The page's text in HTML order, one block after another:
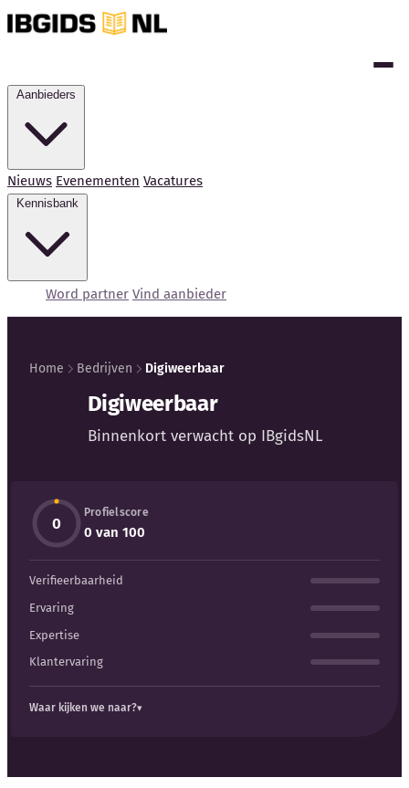
Nieuws Evenementen Vacatures
Word partner Vind aanbieder
Externe bronnen
Woordenboek
Auteurs
Home Bedrijven Digiweerbaar
Digiweerbaar
Binnenkort verwacht op IBgidsNL
0
Profielscore
0 van 100
Verifieerbaarheid
Ervaring
Expertise
Klantervaring
Waar kijken we naar?